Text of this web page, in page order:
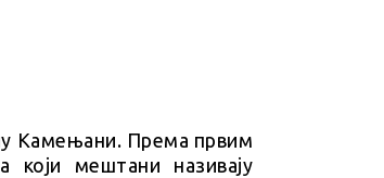
Камењани. Према првим
мештани називају